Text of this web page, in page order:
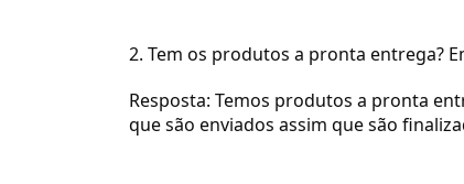
2. Tem os produtos a pronta entrega?
Resposta: Temos produtos a pronta
que são enviados assim que são